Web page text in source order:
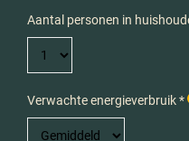
Aantal personen in
Verwachte energieverbruik *